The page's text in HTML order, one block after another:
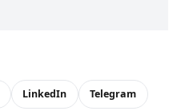
LinkedIn Telegram